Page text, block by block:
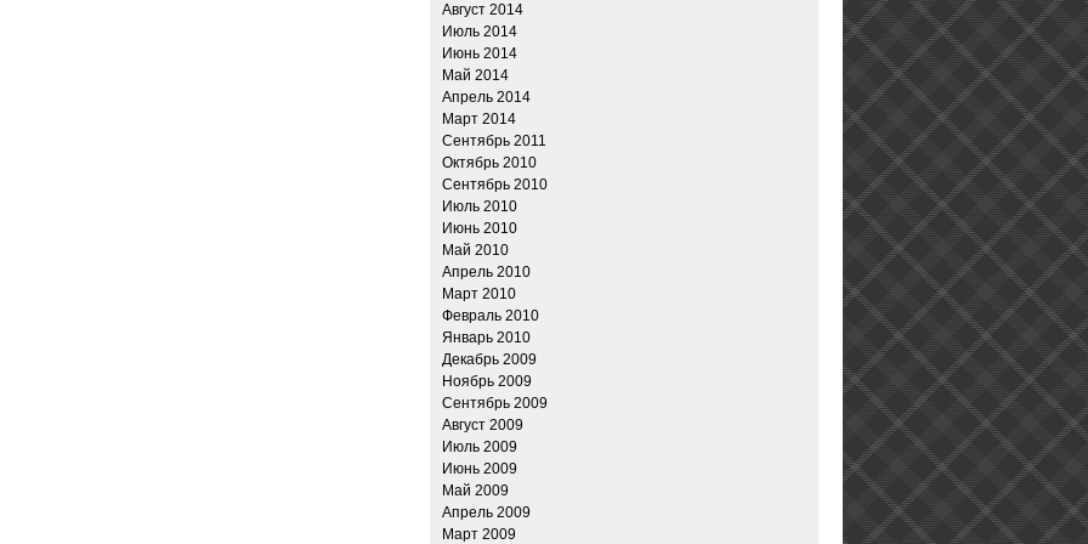
Август 2014
Июль 2014
Июнь 2014
Май 2014
Апрель 2014
Март 2014
Сентябрь 2011
Октябрь 2010
Сентябрь 2010
Июль 2010
Июнь 2010
Май 2010
Апрель 2010
Март 2010
Февраль 2010
Январь 2010
Декабрь 2009
Ноябрь 2009
Сентябрь 2009
Август 2009
Июль 2009
Июнь 2009
Май 2009
Апрель 2009
Март 2009